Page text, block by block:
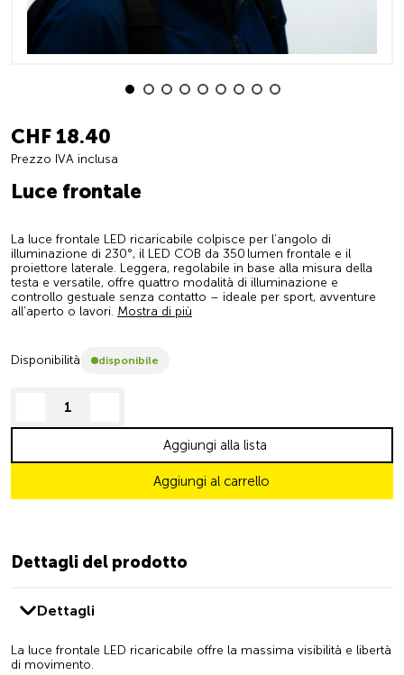
CHF 18.40
Prezzo IVA inclusa
Luce frontale
La luce frontale LED ricaricabile colpisce per l’angolo di
illuminazione di 230°, il LED COB da 350 lumen frontale e il
proiettore laterale. Leggera, regolabile in base alla misura della
testa e versatile, offre quattro modalità di illuminazione e
controllo gestuale senza contatto – ideale per sport, avventure
all’aperto o lavori. Mostra di più
Disponibilità disponibile
decrease quantity
Aggiungi al carrello
Aggiungi alla lista
Dettagli del prodotto
Dettagli
La luce frontale LED ricaricabile offre la massima visibilità e libertà
di movimento.